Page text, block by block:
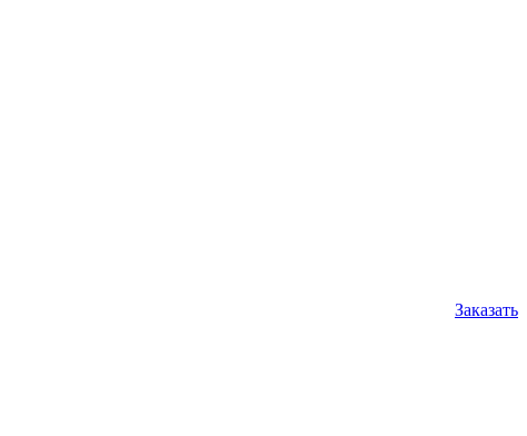
Заказать